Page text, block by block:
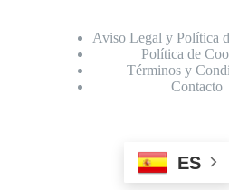
Aviso Legal y Política
Política de
Términos y
Contacto
ES